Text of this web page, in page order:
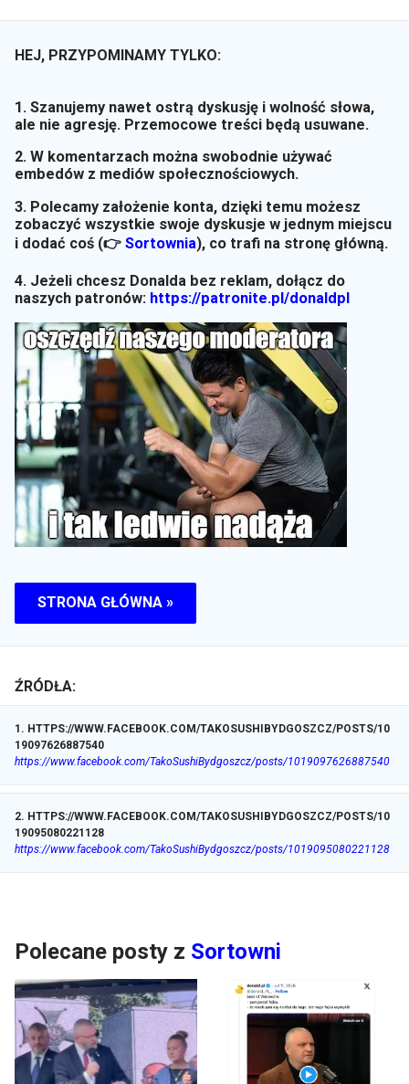
HEJ, PRZYPOMINAMY TYLKO:
1. Szanujemy nawet ostrą dyskusję i wolność słowa,
ale nie agresję. Przemocowe treści będą usuwane.
2. W komentarzach można swobodnie używać
embedów z mediów społecznościowych.
3. Polecamy założenie konta, dzięki temu możesz
zobaczyć wszystkie swoje dyskusje w jednym miejscu
i dodać coś (👉 Sortownia), co trafi na stronę główną.
4. Jeżeli chcesz Donalda bez reklam, dołącz do
naszych patronów: https://patronite.pl/donaldpl
STRONA GŁÓWNA »
ŹRÓDŁA:
1 . HTTPS://WWW.FACEBOOK.COM/TAKOSUSHIBYDGOSZCZ/POSTS/10
19097626887540
https://www.facebook.com/TakoSushiBydgoszcz/posts/1019097626887540
2. HTTPS://WWW.FACEBOOK.COM/TAKOSUSHIBYDGOSZCZ/POSTS/10
19095080221128
https://www.facebook.com/TakoSushiBydgoszcz/posts/1019095080221128
Polecane posty z Sortowni